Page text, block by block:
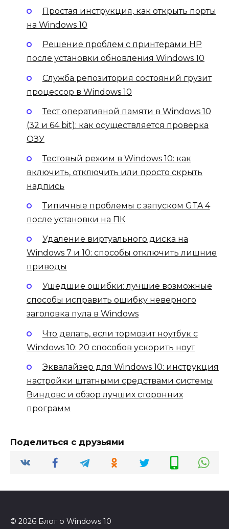
Простая инструкция, как открыть порты
на Windows 10
Решение проблем с принтерами HP
после установки обновления Windows 10
Служба репозитория состояний грузит
процессор в Windows 10
Тест оперативной памяти в Windows 10
(32 и 64 bit): как осуществляется проверка
ОЗУ
Тестовый режим в Windows 10: как
включить, отключить или просто скрыть
надпись
Типичные проблемы с запуском GTA 4
после установки на ПК
Удаление виртуального диска на
Windows 7 и 10: способы отключить лишние
приводы
Ушедшие ошибки: лучшие возможные
способы исправить ошибку неверного
заголовка пула в Windows
Что делать, если тормозит ноутбук с
Windows 10: 20 способов ускорить ноут
Эквалайзер для Windows 10: инструкция
настройки штатными средствами системы
Виндовс и обзор лучших сторонних
программ
Поделиться с друзьями
© 2026 Блог о Windows 10